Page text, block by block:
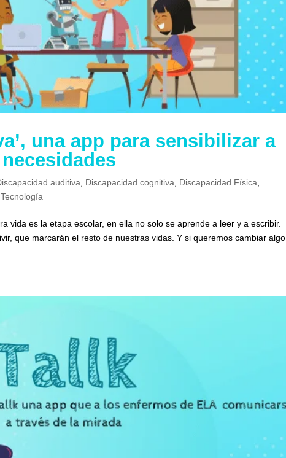
una app para sensibilizar a
auditiva, Discapacidad cognitiva, Discapacidad Física,
Tecnología
vida es la etapa escolar, en ella no solo se aprende a leer y a escribir.
que marcarán el resto de nuestras vidas. Y si queremos cambiar